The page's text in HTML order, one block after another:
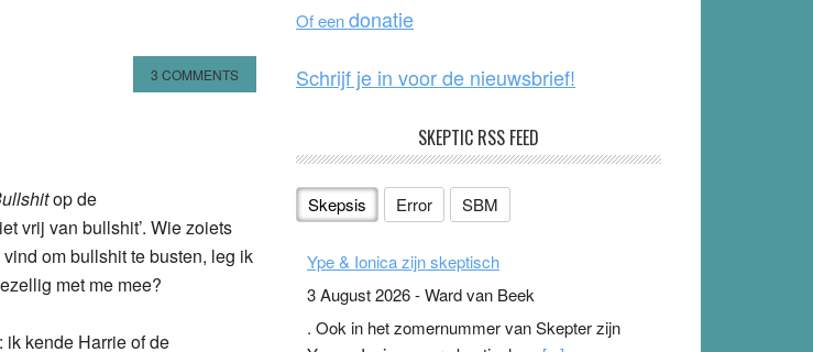
3 COMMENTS
op de
vrij van bullshit’. Wie zoiets
om bullshit te busten, leg ik
met me mee?
ik kende Harrie of de
k
Of eendonatie
Schrijf je in voor de nieuwsbrief!
SKEPTIC RSS FEED
Skepsis Error SBM
Ype & Ionica zijn skeptisch
3 August 2026-Ward van Beek
. Ook in het zomernummer van Skepter zijn